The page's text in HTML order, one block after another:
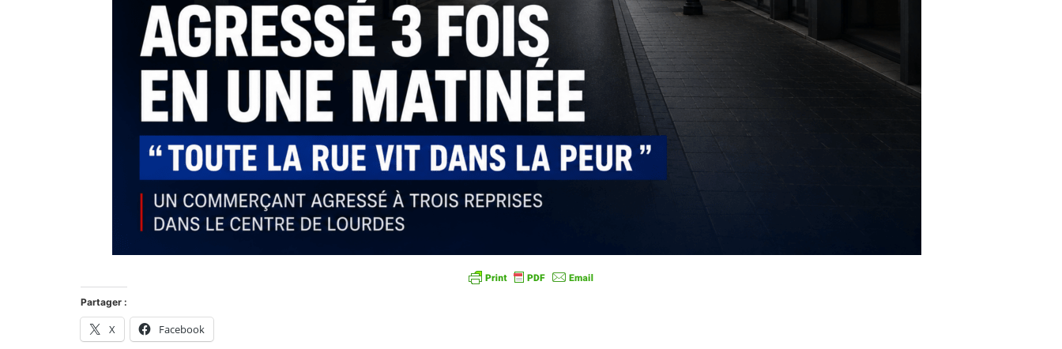
Partager :
X Facebook